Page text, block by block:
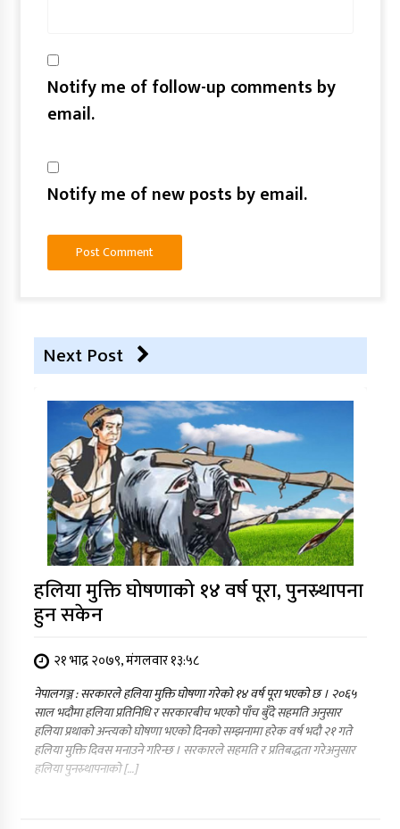
Notify me of follow-up comments by
email.
Notify me of new posts by email.
Next Post
हलिया मुक्ति घोषणाको १४ वर्ष पूरा, पुनस्र्थापना
हुन सकेन
२१ भाद्र २०७९, मंगलवार १३:५८
नेपालगञ्ज : सरकारले हलिया मुक्ति घोषणा गरेको १४ वर्ष पूरा भएको छ । २०६५
साल भदौमा हलिया प्रतिनिधि र सरकारबीच भएको पाँच बुँदे सहमति अनुसार
हलिया प्रथाको अन्त्यको घोषणा भएको दिनको सम्झनामा हरेक वर्ष भदौ २१ गते
हलिया मुक्ति दिवस मनाउने गरिन्छ । सरकारले सहमति र प्रतिबद्धता गरेअनुसार
हलिया पुनस्र्थापनाको […]